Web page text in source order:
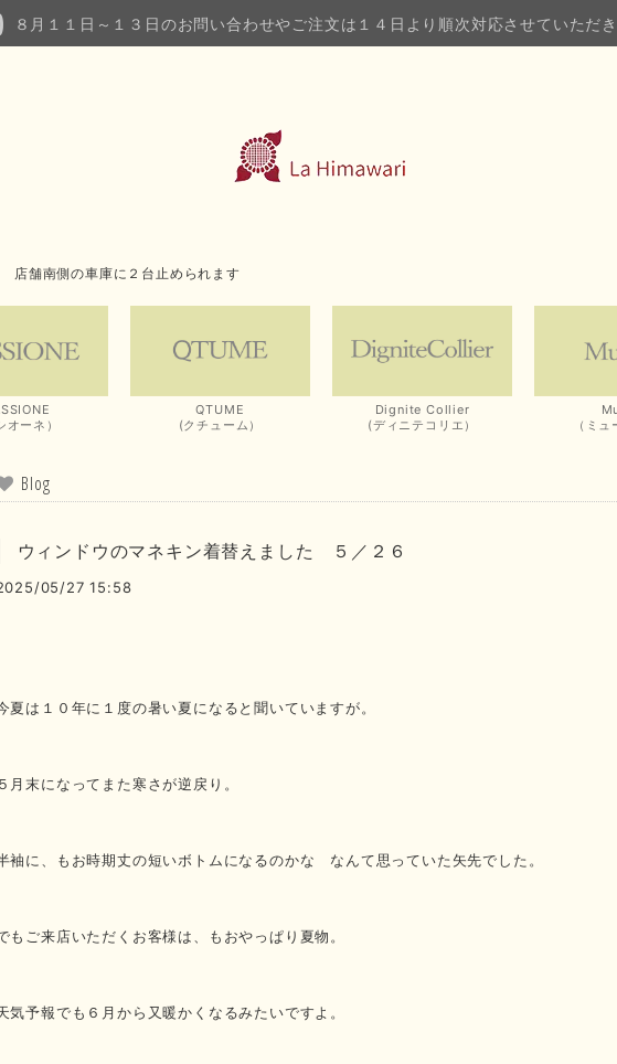
８月１１日～１３日のお問い合わせやご注文は１４日より順次対応させていただき
舗南側の車庫に２台止められます
オーネ）
QTUME
(クチューム）
Dignite Collier
(ディニテコリエ）
（ミュ
Blog
ウィンドウのマネキン着替えました ５／２６
05/27 15:58
夏は１０年に１度の暑い夏になると聞いていますが。
５月末になってまた寒さが逆戻り。
袖に、もお時期丈の短いボトムになるのかな なんて思っていた矢先でした。
もご来店いただくお客様は、もおやっぱり夏物。
気予報でも６月から又暖かくなるみたいですよ。